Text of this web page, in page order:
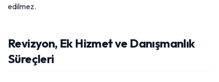
edilmez.
Revizyon, Ek Hizmet ve Danışmanlık
Süreçleri